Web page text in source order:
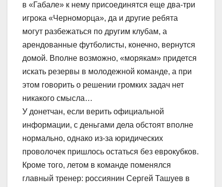
в «Габале» к нему присоединятся еще два-три
игрока «Черноморца», да и другие ребята
могут разбежаться по другим клубам, а
арендованные футболисты, конечно, вернутся
домой. Вполне возможно, «морякам» придется
искать резервы в молодежной команде, а при
этом говорить о решении громких задач нет
никакого смысла…
У донетчан, если верить официальной
информации, с деньгами дела обстоят вполне
нормально, однако из-за юридических
проволочек пришлось остаться без еврокубков.
Кроме того, летом в команде поменялся
главный тренер: россиянин Сергей Ташуев в